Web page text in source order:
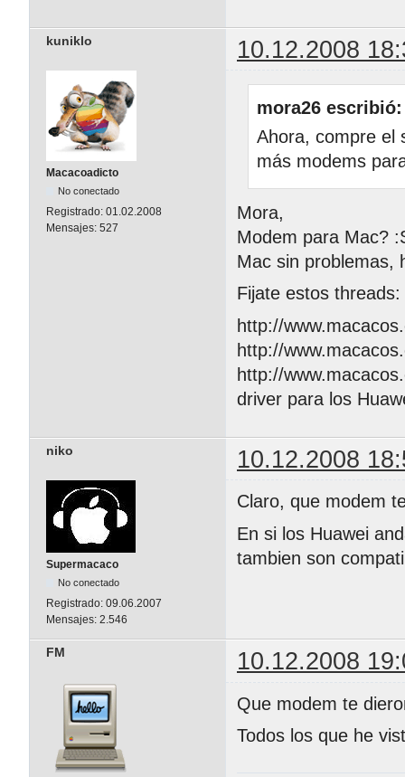
kuniklo 10.12.2008
Macacoadicto
No conectado
Registrado: 01.02.2008
Mensajes: 527
mora26 escribió:
Ahora, compre el
más modems
Mora,
Modem para Mac?
Mac sin problemas,
Fijate estos threads:
http://
http://
http://
driver para los
niko 10.12.2008
Supermacaco
No conectado
Registrado: 09.06.2007
Mensajes: 2.546
Claro, que modem
En si los Huawei
tambien son
FM 10.12.2008
Que modem te
Todos los que he